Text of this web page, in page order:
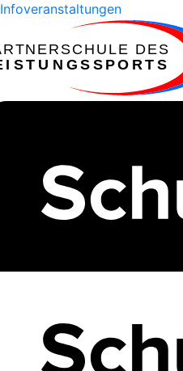
Infoveranstaltungen
ARTNERSCHULE DES
EISTUNGSSPORTS